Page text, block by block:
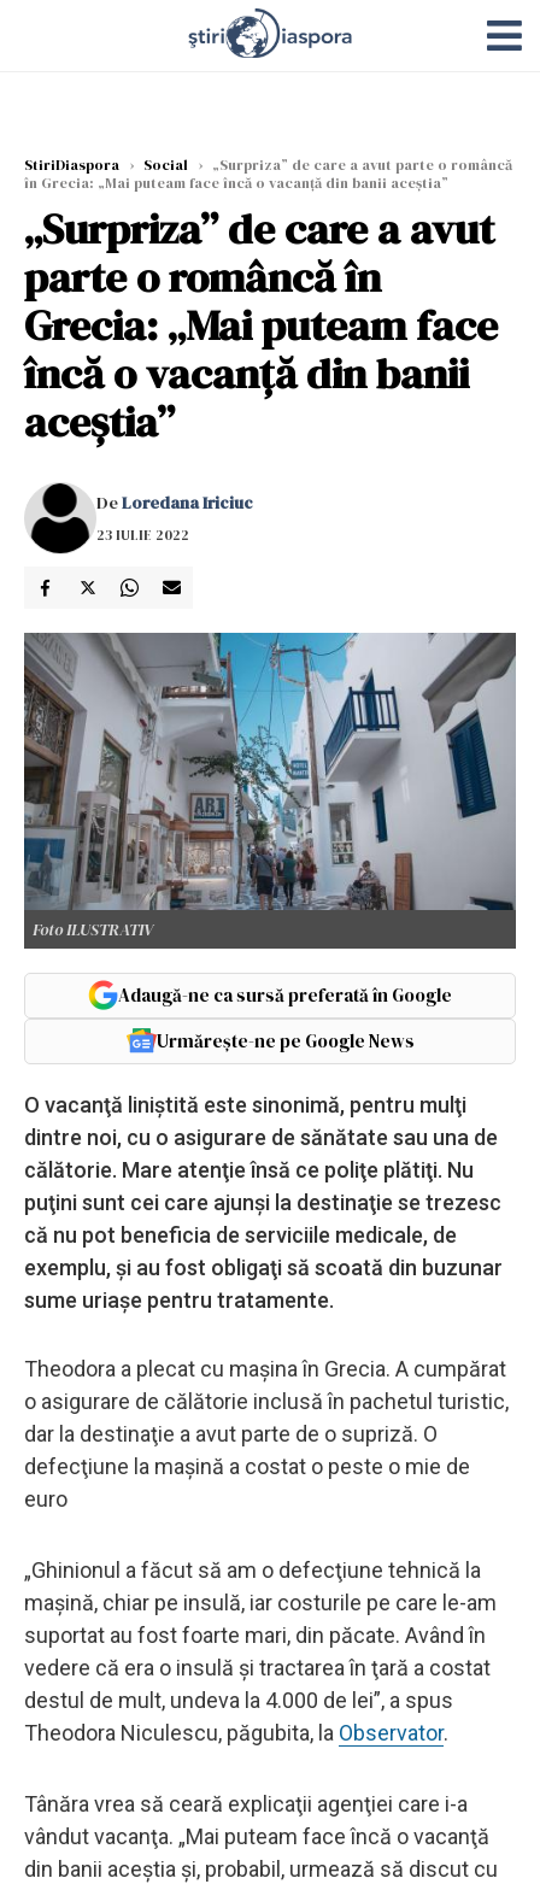
StiriDiaspora › Social › „Surpriza” de care a avut parte o româncă
în Grecia: „Mai puteam face încă o vacanţă din banii aceştia”
„Surpriza” de care a avut
parte o româncă în
Grecia: „Mai puteam face
încă o vacanţă din banii
aceştia”
DeLoredana Iriciuc
23 IULIE 2022
Foto ILUSTRATIV
Adaugă-ne ca sursă preferată în Google
Urmărește-ne pe Google News
O vacanţă liniştită este sinonimă, pentru mulţi
dintre noi, cu o asigurare de sănătate sau una de
călătorie. Mare atenţie însă ce poliţe plătiţi. Nu
puţini sunt cei care ajunşi la destinaţie se trezesc
că nu pot beneficia de serviciile medicale, de
exemplu, şi au fost obligaţi să scoată din buzunar
sume uriaşe pentru tratamente.
Theodora a plecat cu maşina în Grecia. A cumpărat
o asigurare de călătorie inclusă în pachetul turistic,
dar la destinaţie a avut parte de o supriză. O
defecţiune la maşină a costat o peste o mie de
euro
„Ghinionul a făcut să am o defecţiune tehnică la
maşină, chiar pe insulă, iar costurile pe care le-am
suportat au fost foarte mari, din păcate. Având în
vedere că era o insulă şi tractarea în ţară a costat
destul de mult, undeva la 4.000 de lei”, a spus
Theodora Niculescu, păgubita, la Observator.
Tânăra vrea să ceară explicaţii agenţiei care i-a
vândut vacanţa. „Mai puteam face încă o vacanţă
din banii aceştia şi, probabil, urmează să discut cu